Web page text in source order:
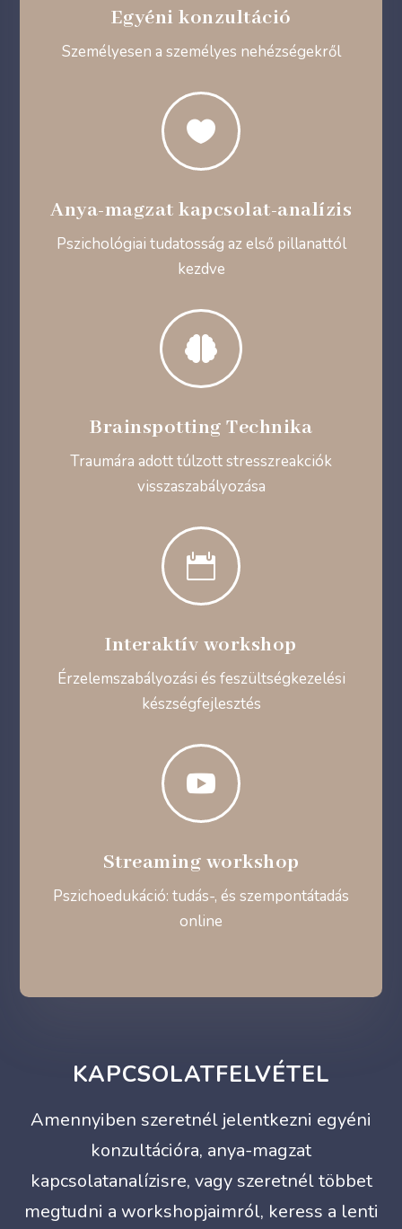
Egyéni konzultáció
Személyesen a személyes nehézségekről

Anya-magzat kapcsolat-analízis
Pszichológiai tudatosság az első pillanattól
kezdve

Brainspotting Technika
Traumára adott túlzott stresszreakciók
visszaszabályozása

Interaktív workshop
Érzelemszabályozási és feszültségkezelési
készségfejlesztés

Streaming workshop
Pszichoedukáció: tudás-, és szempontátadás
online
KAPCSOLATFELVÉTEL
Amennyiben szeretnél jelentkezni egyéni
konzultációra, anya-magzat
kapcsolatanalízisre, vagy szeretnél többet
megtudni a workshopjaimról, keress a lenti